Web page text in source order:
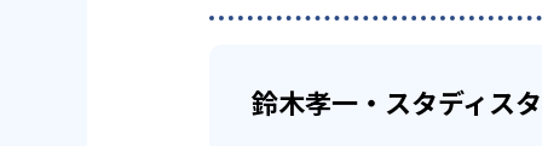
鈴木孝一・スタディス